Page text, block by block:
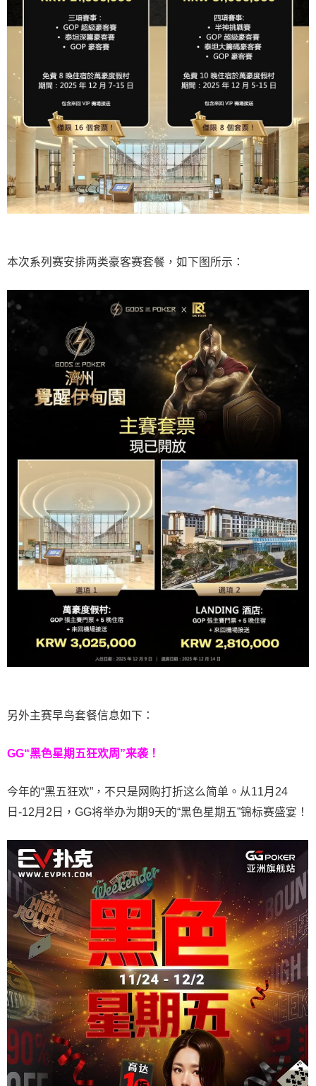
本次系列赛安排两类豪客赛套餐，如下图所示：
另外主赛早鸟套餐信息如下：
GG“黑色星期五狂欢周”来袭！
今年的“黑五狂欢”，不只是网购打折这么简单。从11月24
日-12月2日，GG将举办为期9天的“黑色星期五”锦标赛盛宴！